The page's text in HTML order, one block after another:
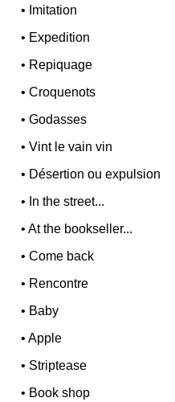
• Imitation
• Expedition
• Repiquage
•Croquenots
•Godasses
•Vint le vain vin
• Désertion ou expulsion
• In the street...
•At the bookseller...
•Come back
• Rencontre
• Baby
•Apple
• Striptease
• Book shop